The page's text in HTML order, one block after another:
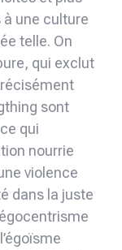
une culture
telle. On
qui exclut
sont
qui
nourrie
violence
dans la juste